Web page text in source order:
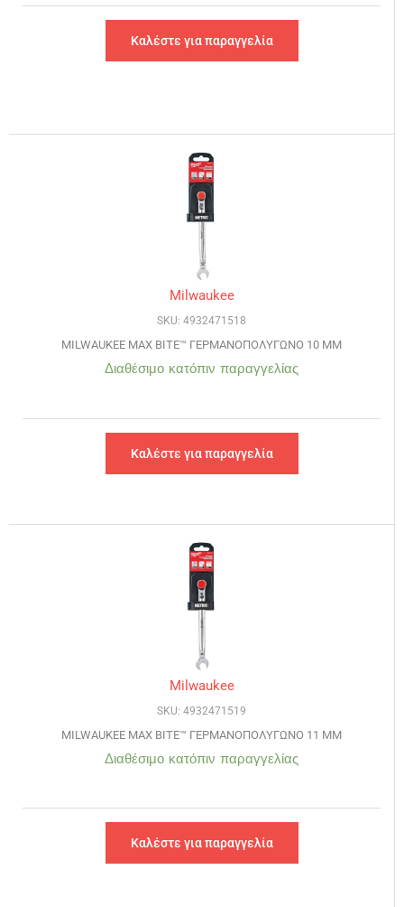
Καλέστε για παραγγελία
Milwaukee
SKU: 4932471518
MILWAUKEE MAX BITE™ ΓΕΡΜΑΝΟΠΟΛΥΓΩΝΟ 10 ΜΜ
Διαθέσιμο κατόπιν παραγγελίας
Καλέστε για παραγγελία
Milwaukee
SKU: 4932471519
MILWAUKEE MAX BITE™ ΓΕΡΜΑΝΟΠΟΛΥΓΩΝΟ 11 ΜΜ
Διαθέσιμο κατόπιν παραγγελίας
Καλέστε για παραγγελία